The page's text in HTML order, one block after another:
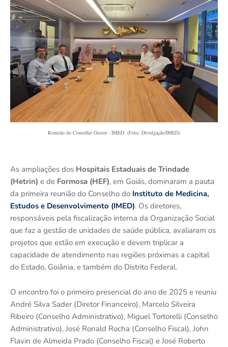
Reunião do Conselho Gestor - IMED. (Foto: Divulgação/IMED)
As ampliações dos Hospitais Estaduais de Trindade
(Hetrin) e de Formosa (HEF), em Goiás, dominaram a pauta
da primeira reunião do Conselho do Instituto de Medicina,
Estudos e Desenvolvimento (IMED). Os diretores,
responsáveis pela fiscalização interna da Organização Social
que faz a gestão de unidades de saúde pública, avaliaram os
projetos que estão em execução e devem triplicar a
capacidade de atendimento nas regiões próximas a capital
do Estado, Goiânia, e também do Distrito Federal.
O encontro foi o primeiro presencial do ano de 2025 e reuniu
André Silva Sader (Diretor Financeiro), Marcelo Silveira
Ribeiro (Conselho Administrativo), Miguel Tortorelli (Conselho
Administrativo), José Ronald Rocha (Conselho Fiscal), John
Flavin de Almeida Prado (Conselho Fiscal) e José Roberto